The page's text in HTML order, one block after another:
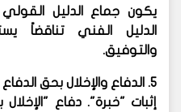
يكون جماع الدليل
الدليل الفني تناقضاً
والتوفيق.
5. الدفاع والإخلال بحق الدفاع في جريمة مواقعة أنثى
إثبات "خبرة". دفاع